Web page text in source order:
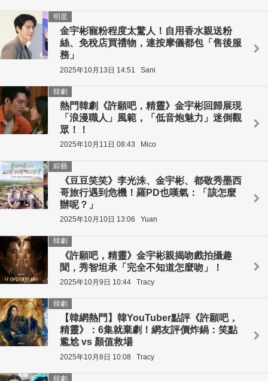
金宇彬寵粉程度太驚人！自用香水親送粉
絲、免稅店買禮物，連按摩儀都包「售後服
務」
明星
2025年10月13日 14:51 Sani
熱門韓劇《許願吧，精靈》金宇彬回歸展現
「浪漫職人」風範，「低音炮魅力」迷倒觀
眾！！
韓劇
2025年10月11日 08:43 Mico
《豆豆笑笑》李光洙、金宇彬、都敬秀墨西
哥旅行遇到危機！羅PD也嘆氣：「該怎麼
辦呢？」
綜藝
2025年10月10日 13:06 Yuan
《許願吧，精靈》金宇彬親揭吻戲拍攝趣
聞，秀智坦承「完全不知道怎麼吻」！
韓劇
2025年10月9日 10:44 Tracy
【韓網熱門】韓YouTuber點評《許願吧，
精靈》：6集就棄劇！網友評價炸鍋：笑點
尷尬 vs 顏值救場
韓劇
2025年10月8日 10:08 Tracy
韓劇